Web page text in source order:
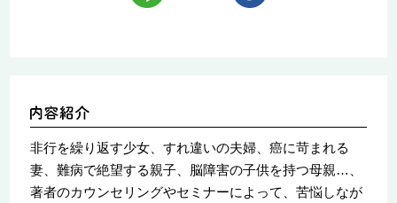
非行を繰り返す少女、すれ違いの夫婦、癌に苛まれる
妻、難病で絶望する親子、脳障害の子供を持つ母親…、
著者のカウンセリングやセミナーによって、苦悩しなが